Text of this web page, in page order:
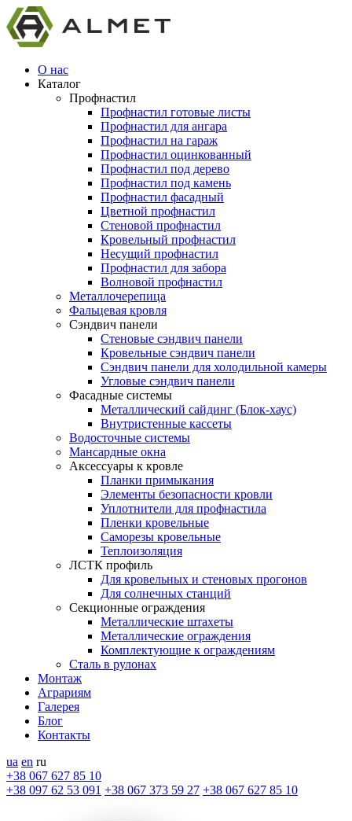
О нас
Каталог
Профнастил
Профнастил готовые листы
Профнастил для ангара
Профнастил на гараж
Профнастил оцинкованный
Профнастил под дерево
Профнастил под камень
Профнастил фасадный
Цветной профнастил
Стеновой профнастил
Кровельный профнастил
Несущий профнастил
Профнастил для забора
Волновой профнастил
Металлочерепица
Фальцевая кровля
Сэндвич панели
Стеновые сэндвич панели
Кровельные сэндвич панели
Сэндвич панели для холодильной камеры
Угловые сэндвич панели
Фасадные системы
Металлический сайдинг (Блок-хаус)
Внутристенные кассеты
Водосточные системы
Мансардные окна
Аксессуары к кровле
Планки примыкания
Элементы безопасности кровли
Уплотнители для профнастила
Пленки кровельные
Саморезы кровельные
Теплоизоляция
ЛСТК профиль
Для кровельных и стеновых прогонов
Для солнечных станций
Секционные ограждения
Металлические штахеты
Металлические ограждения
Комплектующие к ограждениям
Сталь в рулонах
Монтаж
Аграриям
Галерея
Блог
Контакты
ua en ru
+38 067 627 85 10
+38 097 62 53 091 +38 067 373 59 27 +38 067 627 85 10